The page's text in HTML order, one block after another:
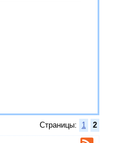
Страницы: 1 2